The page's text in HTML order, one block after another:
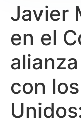
Javier
en el
con